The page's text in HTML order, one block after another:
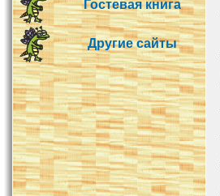
Гостевая книга
Другие сайты